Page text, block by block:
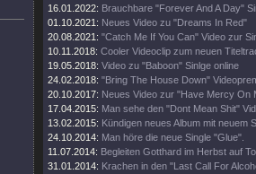
16.01.2022: Brauchbare "Forever And A Day"
01.10.2021: Neues Video zu "Dreams In Red"
20.08.2021: "Catch Me If You Can" Video zur
10.11.2018: Cooler Videoclip zum neuen
19.05.2018: Video zu "Baboon" Sinlge online
24.02.2018: "Bring The House Down"
20.10.2017: Neues Video zur "Have Mercy On
17.04.2015: Man sehe den "Dont Mean Shit"
13.02.2015: Kündigen neues Album mit neuem
24.10.2014: Man höre die neue Single "Glue".
11.07.2014: Begleiten Gotthard im Herbst auf
31.01.2014: Krachen in den "Last Call For